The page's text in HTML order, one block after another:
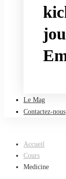
Le Mag
Contactez-nous
Accueil
Cours
Medicine